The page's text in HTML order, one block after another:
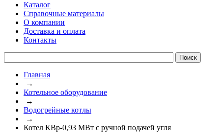
Каталог
Справочные материалы
О компании
Доставка и оплата
Контакты
Главная
→
Котельное оборудование
→
Водогрейные котлы
→
Котел КВр-0,93 МВт с ручной подачей угля